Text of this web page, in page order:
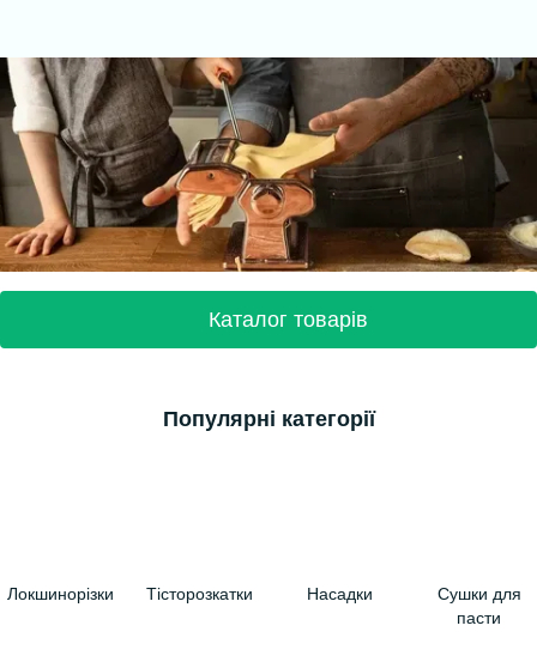
Каталог товарів
Популярні категорії
Локшинорізки Тісторозкатки Насадки
Сушки для
пасти